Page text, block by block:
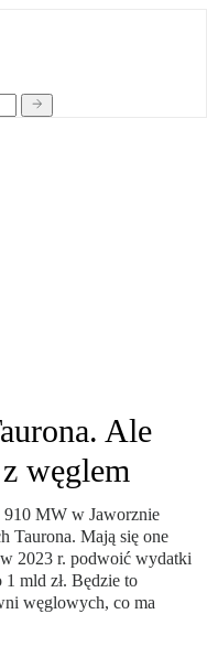
Ale
węglem
910 MW w Jaworznie
Taurona. Mają się one
2023 r. podwoić wydatki
mld zł. Będzie to
węglowych, co ma